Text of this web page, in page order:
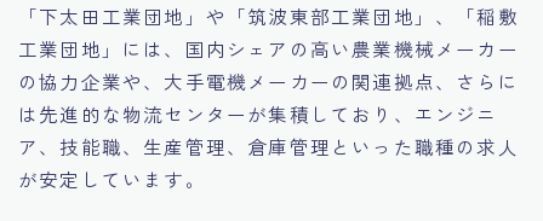
「下太田工業団地」や「筑波東部工業団地」、「稲敷
工業団地」には、国内シェアの高い農業機械メーカー
の協力企業や、大手電機メーカーの関連拠点、さらに
は先進的な物流センターが集積しており、エンジニ
ア、技能職、生産管理、倉庫管理といった職種の求人
が安定しています。